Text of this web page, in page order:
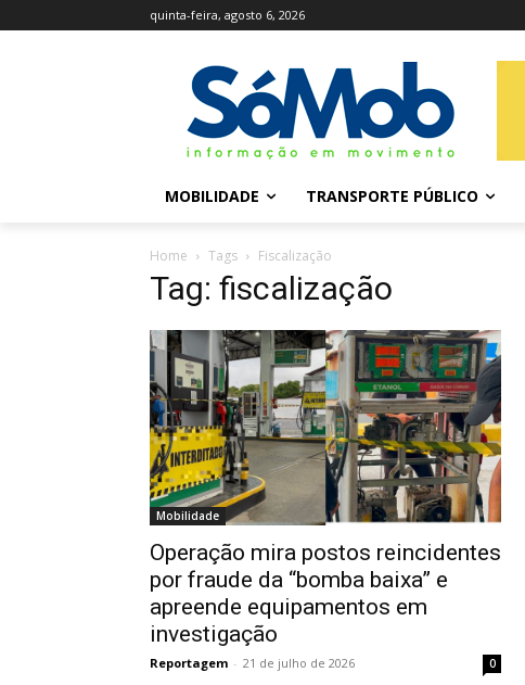
quinta-feira, agosto 6, 2026
MOBILIDADE TRANSPORTE PÚBLICO
Home Tags Fiscalização
Tag: fiscalização
Mobilidade
Operação mira postos reincidentes
por fraude da “bomba baixa” e
apreende equipamentos em
investigação
Reportagem - 21 de julho de 2026 0